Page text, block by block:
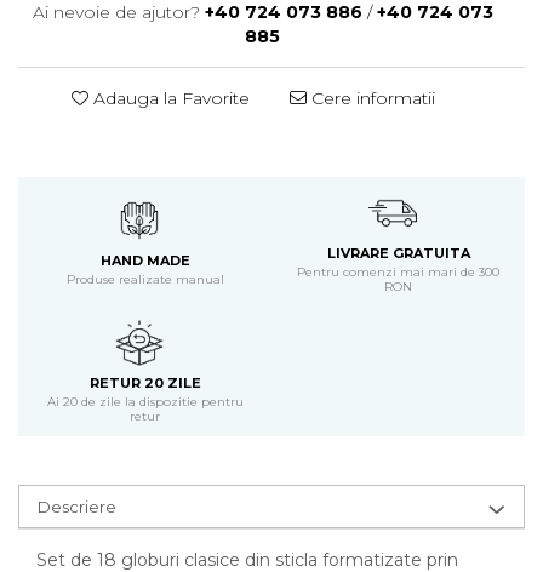
Ai nevoie de ajutor? +40 724 073 886 /+40 724 073
885
Adauga la Favorite Cere informatii
HAND MADE
Produse realizate manual
LIVRARE GRATUITA
Pentru comenzi mai mari de 300
RON
RETUR 20 ZILE
Ai 20 de zile la dispozitie pentru
retur
Descriere
Set de 18 globuri clasice din sticla formatizate prin